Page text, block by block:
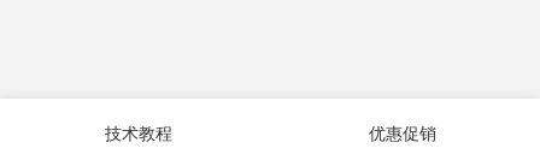
技术教程 优惠促销